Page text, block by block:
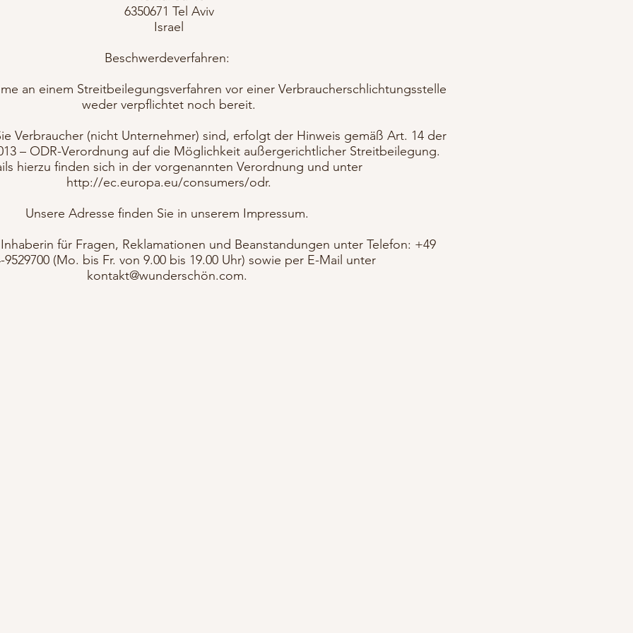
6350671 Tel Aviv
Israel
Beschwerdeverfahren:
an einem Streitbeilegungsverfahren vor einer Verbraucherschlichtungsstelle
weder verpflichtet noch bereit.
Verbraucher (nicht Unternehmer) sind, erfolgt der Hinweis gemäß Art. 14 der
– ODR-Verordnung auf die Möglichkeit außergerichtlicher Streitbeilegung.
hierzu finden sich in der vorgenannten Verordnung und unter
http://ec.europa.eu/consumers/odr.
Unsere Adresse finden Sie in unserem Impressum.
für Fragen, Reklamationen und Beanstandungen unter Telefon: +49
9529700 (Mo. bis Fr. von 9.00 bis 19.00 Uhr) sowie per E-Mail unter
kontakt@wunderschön.com.